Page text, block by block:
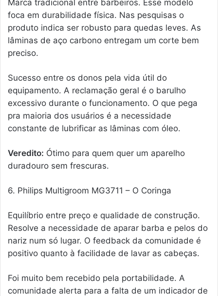
Marca tradicional entre barbeiros. Esse modelo
foca em durabilidade física. Nas pesquisas o
produto indica ser robusto para quedas leves. As
lâminas de aço carbono entregam um corte bem
preciso.
Sucesso entre os donos pela vida útil do
equipamento. A reclamação geral é o barulho
excessivo durante o funcionamento. O que pega
pra maioria dos usuários é a necessidade
constante de lubrificar as lâminas com óleo.
Veredito: Ótimo para quem quer um aparelho
duradouro sem frescuras.
6. Philips Multigroom MG3711 – O Coringa
Equilíbrio entre preço e qualidade de construção.
Resolve a necessidade de aparar barba e pelos do
nariz num só lugar. O feedback da comunidade é
positivo quanto à facilidade de lavar as cabeças.
Foi muito bem recebido pela portabilidade. A
comunidade alerta para a falta de um indicador de